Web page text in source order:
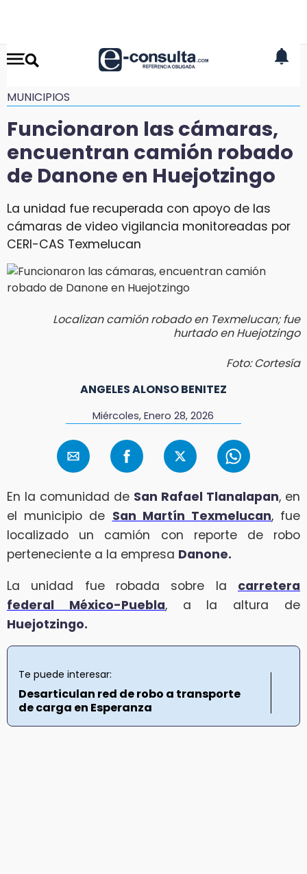
MUNICIPIOS
Funcionaron las cámaras,
encuentran camión robado
de Danone en Huejotzingo
La unidad fue recuperada con apoyo de las
cámaras de video vigilancia monitoreadas por
CERI-CAS Texmelucan
Localizan camión robado en Texmelucan; fue
hurtado en Huejotzingo
Foto: Cortesía
ANGELES ALONSO BENITEZ
Miércoles, Enero 28, 2026
En la comunidad de San Rafael Tlanalapan, en
el municipio de San Martín Texmelucan, fue
localizado un camión con reporte de robo
perteneciente a la empresa Danone.
La unidad fue robada sobre la carretera
federal México-Puebla, a la altura de
Huejotzingo.
Te puede interesar:
Desarticulan red de robo a transporte
de carga en Esperanza